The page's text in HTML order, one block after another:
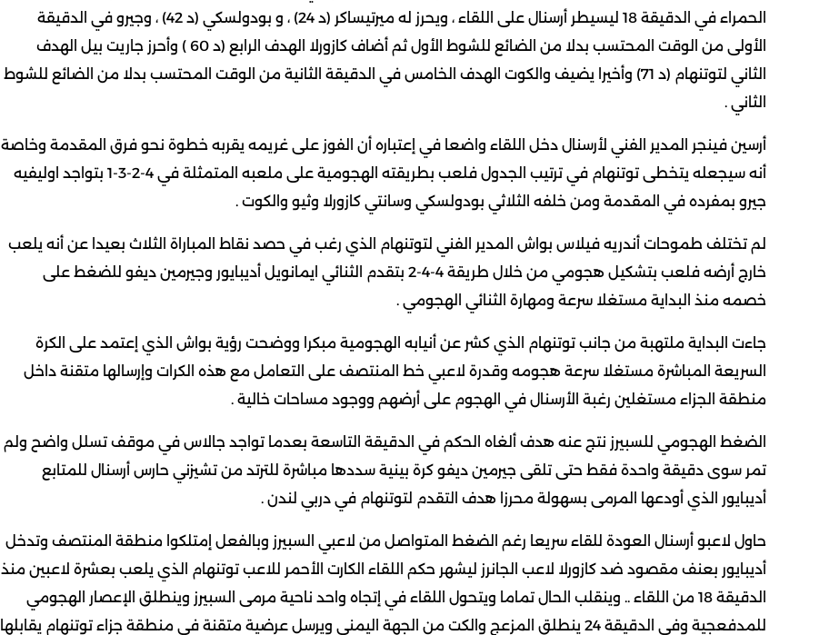
الحمراء في الدقيقة 18 ليسيطر أرسنال على اللقاء ، ويحرز له ميرتيساكر (د 24) ، و بودولسكي (د 42) ، وجيرو في الدقيقة
الأولى من الوقت المحتسب بدلا من الضائع للشوط الأول ثم أضاف كازورلا الهدف الرابع (د 60 ) وأحرز جاريت بيل الهدف
الثاني لتوتنهام (د 71) وأخيرا يضيف والكوت الهدف الخامس في الدقيقة الثانية من الوقت المحتسب بدلا من الضائع للشوط
الثاني .
أرسين فينجر المدير الفني لأرسنال دخل اللقاء واضعا في إعتباره أن الفوز على غريمه يقربه خطوة نحو فرق المقدمة وخاصة
أنه سيجعله يتخطى توتنهام في ترتيب الجدول فلعب بطريقته الهجومية على ملعبه المتمثلة في 4-2-3-1 بتواجد اوليفيه
جيرو بمفرده في المقدمة ومن خلفه الثلاثي بودولسكي وسانتي كازورلا وثيو والكوت .
لم تختلف طموحات أندريه فيلاس بواش المدير الفني لتوتنهام الذي رغب في حصد نقاط المباراة الثلاث بعيدا عن أنه يلعب
خارج أرضه فلعب بتشكيل هجومي من خلال طريقة 4-4-2 بتقدم الثنائي ايمانويل أديبايور وجيرمين ديفو للضغط على
خصمه منذ البداية مستغلا سرعة ومهارة الثنائي الهجومي .
جاءت البداية ملتهبة من جانب توتنهام الذي كشر عن أنيابه الهجومية مبكرا ووضحت رؤية بواش الذي إعتمد على الكرة
السريعة المباشرة مستغلا سرعة هجومه وقدرة لاعبي خط المنتصف على التعامل مع هذه الكرات وإرسالها متقنة داخل
منطقة الجزاء مستغلين رغبة الأرسنال في الهجوم على أرضهم ووجود مساحات خالية .
الضغط الهجومي للسبيرز نتج عنه هدف ألغاه الحكم في الدقيقة التاسعة بعدما تواجد جالاس في موقف تسلل واضح ولم
تمر سوى دقيقة واحدة فقط حتى تلقى جيرمين ديفو كرة بينية سددها مباشرة للترتد من تشيزني حارس أرسنال للمتابع
أديبايور الذي أودعها المرمى بسهولة محرزا هدف التقدم لتوتنهام في دربي لندن .
حاول لاعبو أرسنال العودة للقاء سريعا رغم الضغط المتواصل من لاعبي السبيرز وبالفعل إمتلكوا منطقة المنتصف وتدخل
أديبايور بعنف مقصود ضد كازورلا لاعب الجانرز ليشهر حكم اللقاء الكارت الأحمر للاعب توتنهام الذي يلعب بعشرة لاعبين منذ
الدقيقة 18 من اللقاء .. وينقلب الحال تماما ويتحول اللقاء في إتجاه واحد ناحية مرمى السبيرز وينطلق الإعصار الهجومي
للمدفعجية وفي الدقيقة 24 ينطلق المزعج والكت من الجهة اليمنى ويرسل عرضية متقنة في منطقة جزاء توتنهام يقابلها